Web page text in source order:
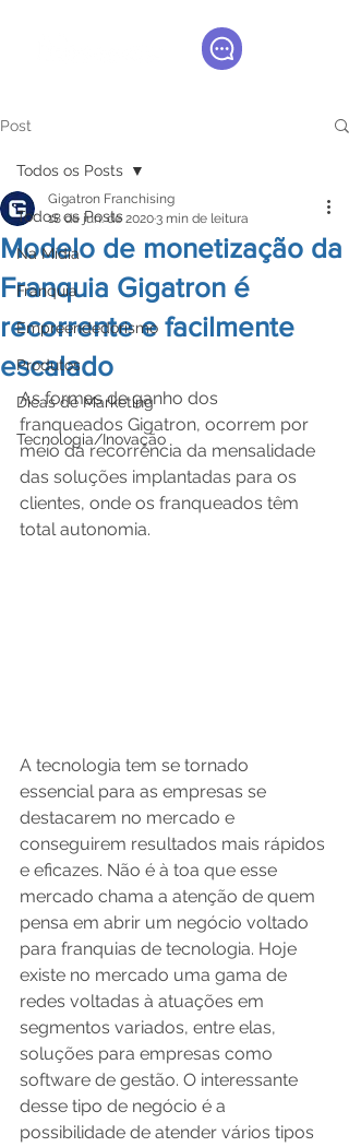
Post
Todos os Posts
Na Mídia
Franquia
Empreendedorismo
Produtos
Dicas de Marketing
Tecnologia/Inovação
Todos os Posts
Modelo de monetização da
Franquia Gigatron é
recorrente e facilmente
escalado
Gigatron Franchising
18 de jun. de 20203 min de leitura
As formas de ganho dos
franqueados Gigatron, ocorrem por
meio da recorrência da mensalidade
das soluções implantadas para os
clientes, onde os franqueados têm
total autonomia.
A tecnologia tem se tornado
essencial para as empresas se
destacarem no mercado e
conseguirem resultados mais rápidos
e eficazes. Não é à toa que esse
mercado chama a atenção de quem
pensa em abrir um negócio voltado
para franquias de tecnologia. Hoje
existe no mercado uma gama de
redes voltadas à atuações em
segmentos variados, entre elas,
soluções para empresas como
software de gestão. O interessante
desse tipo de negócio é a
possibilidade de atender vários tipos